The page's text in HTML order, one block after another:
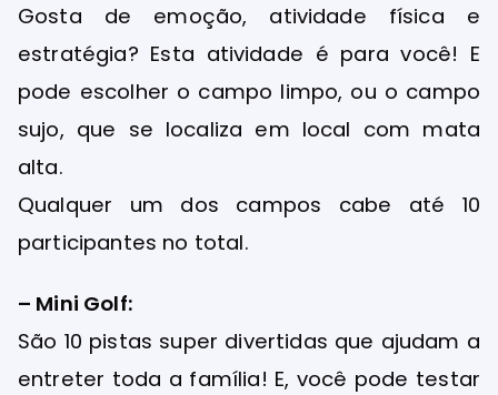
Gosta de emoção, atividade física e
estratégia? Esta atividade é para você! E
pode escolher o campo limpo, ou o campo
sujo, que se localiza em local com mata
alta.
Qualquer um dos campos cabe até 10
participantes no total.
– Mini Golf:
São 10 pistas super divertidas que ajudam a
entreter toda a família! E, você pode testar